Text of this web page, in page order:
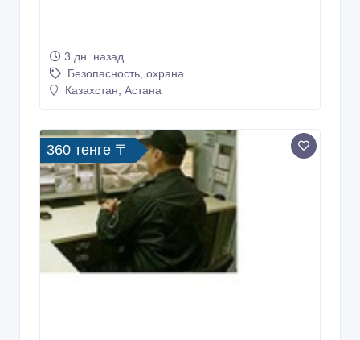
3 дн. назад
Безопасность, охрана
Казахстан, Астана
360 тенге 〒